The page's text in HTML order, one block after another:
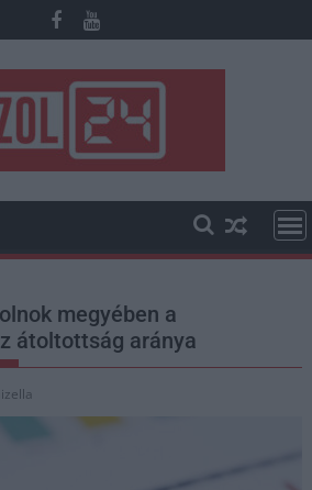
megyében a
átoltottság aránya